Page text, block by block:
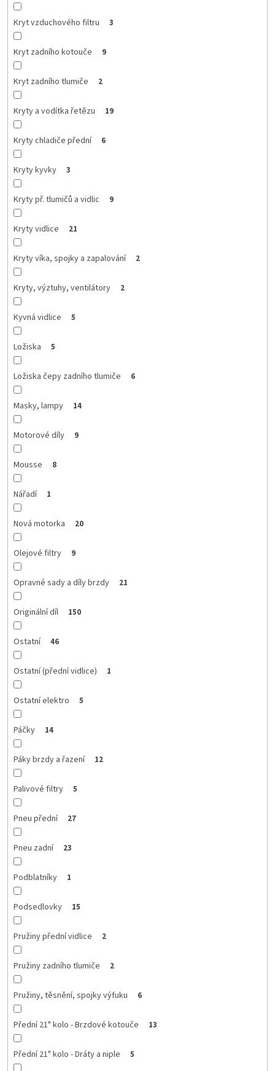
Kryt vzduchového filtru 3
Kryt zadního kotouče 9
Kryt zadního tlumiče 2
Kryty a vodítka řetězu 19
Kryty chladiče přední 6
Kryty kyvky 3
Kryty př. tlumičů a vidlic 9
Kryty vidlice 21
Kryty víka, spojky a zapalování 2
Kryty, výztuhy, ventilátory 2
Kyvná vidlice 5
Ložiska 5
Ložiska čepy zadního tlumiče 6
Masky, lampy 14
Motorové díly 9
Mousse 8
Nářadí 1
Nová motorka 20
Olejové filtry 9
Opravné sady a díly brzdy 21
Originální díl 150
Ostatní 46
Ostatní (přední vidlice) 1
Ostatní elektro 5
Páčky 14
Páky brzdy a řazení 12
Palivové filtry 5
Pneu přední 27
Pneu zadní 23
Podblatníky 1
Podsedlovky 15
Pružiny přední vidlice 2
Pružiny zadního tlumiče 2
Pružiny, těsnění, spojky výfuku 6
Přední 21" kolo - Brzdové kotouče 13
Přední 21" kolo - Dráty a niple 5